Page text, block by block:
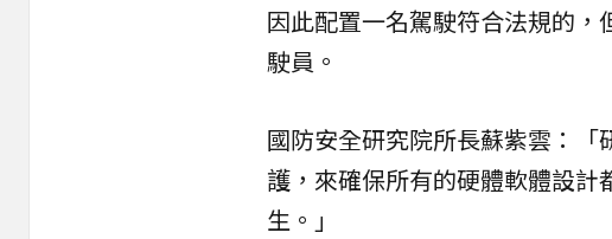
因此配置一名駕駛符合法規的
駛員。
國防安全研究院所長蘇紫雲：
護，來確保所有的硬體軟體設
生。」